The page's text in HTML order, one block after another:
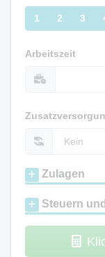
1 2 3
Arbeitszeit
Zulagen
Steuern